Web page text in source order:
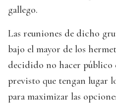
gallego.
Las reuniones de dicho
bajo el mayor de los
decidido no hacer público
previsto que tengan lugar
para maximizar las